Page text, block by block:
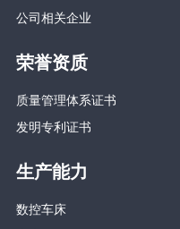
公司相关企业
荣誉资质
质量管理体系证书
发明专利证书
生产能力
数控车床